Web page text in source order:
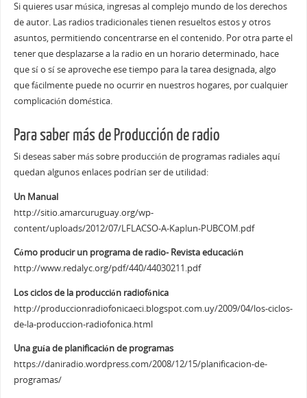
Si quieres usar música, ingresas al complejo mundo de los derechos
de autor. Las radios tradicionales tienen resueltos estos y otros
asuntos, permitiendo concentrarse en el contenido. Por otra parte el
tener que desplazarse a la radio en un horario determinado, hace
que sí o sí se aproveche ese tiempo para la tarea designada, algo
que fácilmente puede no ocurrir en nuestros hogares, por cualquier
complicación doméstica.
Para saber más de Producción de radio
Si deseas saber más sobre producción de programas radiales aquí
quedan algunos enlaces podrían ser de utilidad:
Un Manual
http://sitio.amarcuruguay.org/wp-
content/uploads/2012/07/LFLACSO-A-Kaplun-PUBCOM.pdf
Cómo producir un programa de radio- Revista educación
http://www.redalyc.org/pdf/440/44030211.pdf
Los ciclos de la producción radiofónica
http://produccionradiofonicaeci.blogspot.com.uy/2009/04/los-ciclos-
de-la-produccion-radiofonica.html
Una guía de planificación de programas
https://daniradio.wordpress.com/2008/12/15/planificacion-de-
programas/